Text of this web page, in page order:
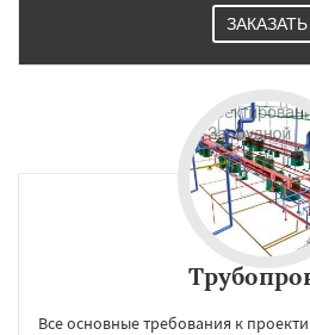
ЗАКАЗАТЬ
Все основные требования к